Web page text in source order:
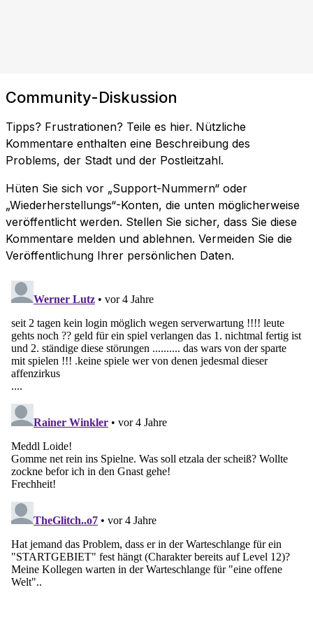
Community-Diskussion
Tipps? Frustrationen? Teile es hier. Nützliche
Kommentare enthalten eine Beschreibung des
Problems, der Stadt und der Postleitzahl.
Hüten Sie sich vor „Support-Nummern“ oder
„Wiederherstellungs“-Konten, die unten möglicherweise
veröffentlicht werden. Stellen Sie sicher, dass Sie diese
Kommentare melden und ablehnen. Vermeiden Sie die
Veröffentlichung Ihrer persönlichen Daten.